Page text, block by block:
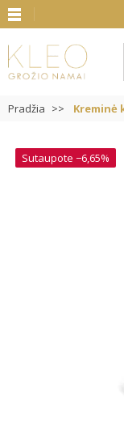
Pradžia Kreminė
Sutaupote −6,65%